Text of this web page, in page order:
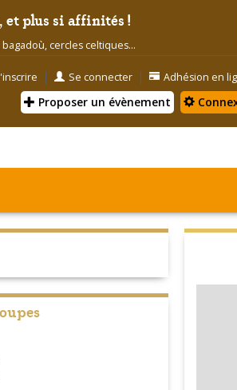
et plus si affinités !
cercles celtiques...
| Se connecter | Adhésion en
Proposer un évènement